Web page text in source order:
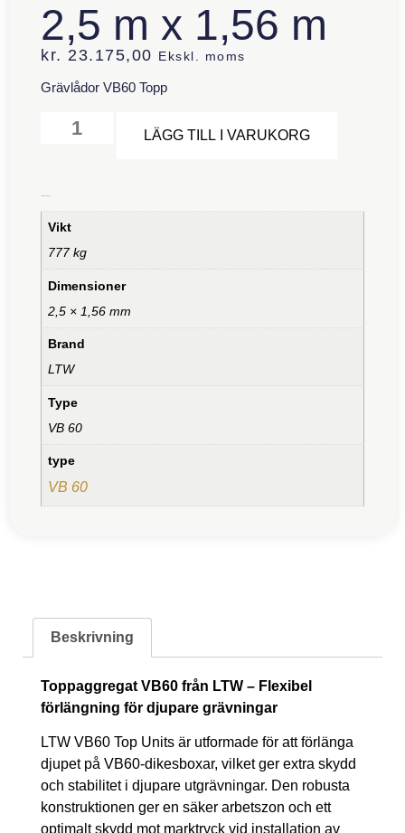
2,5 m x 1,56 m
kr. 23.175,00 Ekskl. moms
Grävlådor VB60 Topp
LÄGG TILL I VARUKORG
Vikt
777 kg
Dimensioner
2,5 × 1,56 mm
Brand
LTW
Type
VB 60
type
VB 60
Beskrivning
Toppaggregat VB60 från LTW – Flexibel
förlängning för djupare grävningar
LTW VB60 Top Units är utformade för att förlänga
djupet på VB60-dikesboxar, vilket ger extra skydd
och stabilitet i djupare utgrävningar. Den robusta
konstruktionen ger en säker arbetszon och ett
optimalt skydd mot marktryck vid installation av